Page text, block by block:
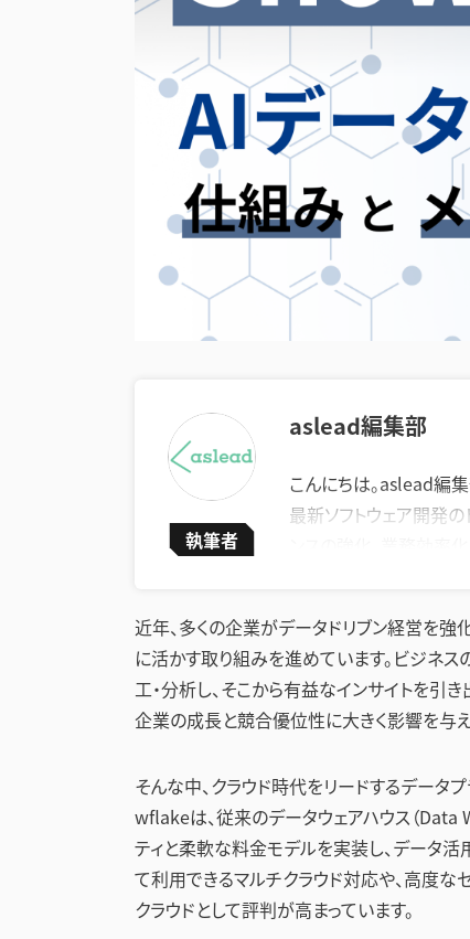
執筆者
aslead編集部
こんにちは。aslead編集
最新ソフトウェア開発
ンスの強化、業務効率
上に繋がる実践的な情
近年、多くの企業がデータドリブン経営を強
に活かす取り組みを進めています。ビジネ
工・分析し、そこから有益なインサイトを引
企業の成長と競合優位性に大きく影響を与え
そんな中、クラウド時代をリードするデータ
wflakeは、従来のデータウェアハウス（
ティと柔軟な料金モデルを実装し、データ
て利用できるマルチクラウド対応や、高度
クラウドとして評判が高まっています。